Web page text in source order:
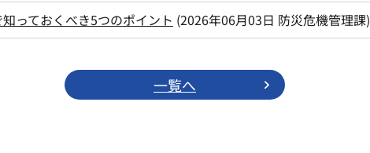
っておくべき5つのポイント (2026年06月03日 防災危機管理課)
一覧へ